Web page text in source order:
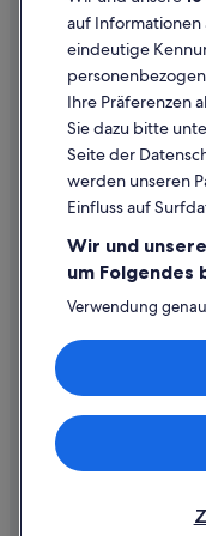
Montparnasse:
Best Western
Inhaltsrichtlinien und
Hilfe
Hilfe
Flug stornieren
Rückerstattungsdauer
Expedia-Gutschein
Internationale
© 2026 Expedia, Inc.,
vorbehalten. Expedia
auf Informationen
eindeutige
Ihre Präferenzen
Sie dazu bitte
Seite der
werden unseren
Einfluss auf
Wir und
um
Verwendung
Speichern von
Endgerät.
von Werbeleistung
Liste der